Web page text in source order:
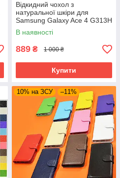
Відкидний чохол з
натуральної шкіри для
Samsung Galaxy Ace 4 G313H
В наявності
889 ₴ 1 000 ₴
Купити
10% на ЗСУ –11%